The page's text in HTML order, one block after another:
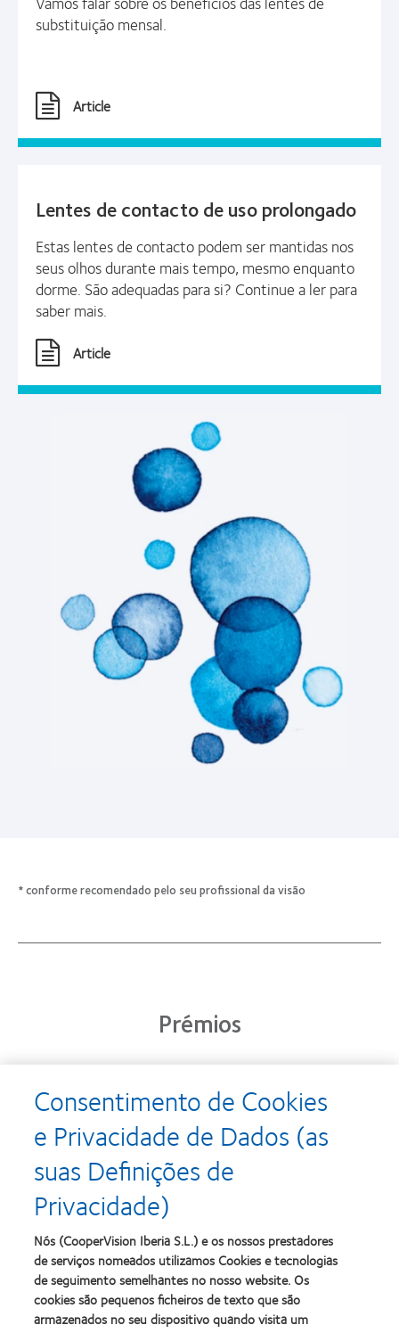
substituição mensal.
Article
Lentes de contacto de uso prolongado
Estas lentes de contacto podem ser mantidas nos
seus olhos durante mais tempo, mesmo enquanto
dorme. São adequadas para si? Continue a ler para
saber mais.
Article
* conforme recomendado pelo seu profissional da visão
Prémios
Learn
more
about
Prémio
Silmo
d’Or
para
o
produto
com
MyDay™
(2013)
Learn
more
about
Produto
do
Ano
Contacto
(2013)
Learn
about
2012
&
2010
Melhores
Empresas
about
2011
Best
Factory
Awards
(2011)
Learn
Learn
Consentimento de Cookies
e Privacidade de Dados (as
suas Definições de
Privacidade)
Nós (CooperVision Iberia S.L.) e os nossos prestadores
de serviços nomeados utilizamos Cookies e tecnologias
de seguimento semelhantes no nosso website. Os
cookies são pequenos ficheiros de texto que são
armazenados no seu dispositivo quando visita um